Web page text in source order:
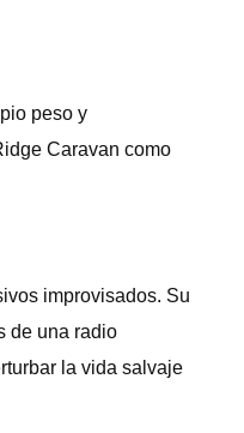
peso y
Caravan como
improvisados. Su
de una radio
la vida salvaje